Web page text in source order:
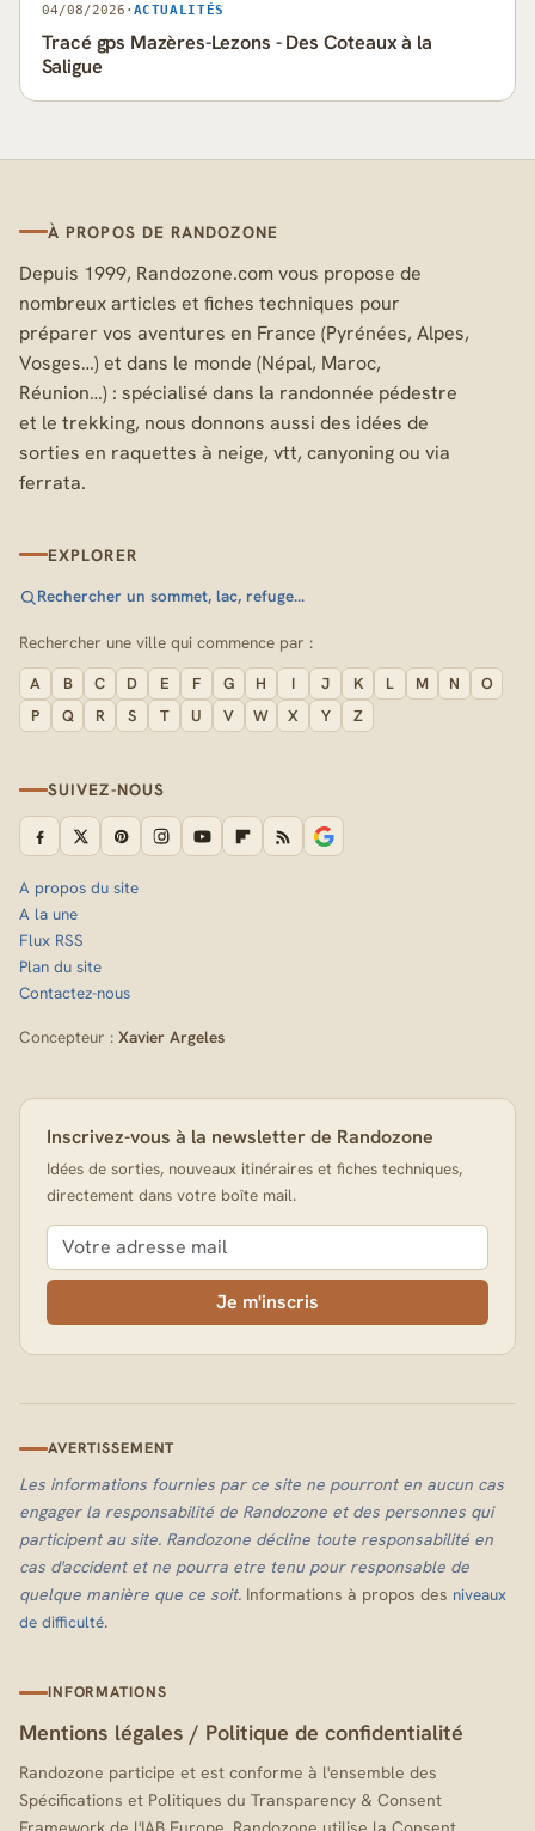
04/08/2026 · ACTUALITÉS
Tracé gps Mazères-Lezons - Des Coteaux à la
Saligue
À PROPOS DE RANDOZONE
Depuis 1999, Randozone.com vous propose de
nombreux articles et fiches techniques pour
préparer vos aventures en France (Pyrénées, Alpes,
Vosges…) et dans le monde (Népal, Maroc,
Réunion…) : spécialisé dans la randonnée pédestre
et le trekking, nous donnons aussi des idées de
sorties en raquettes à neige, vtt, canyoning ou via
ferrata.
EXPLORER
Rechercher un sommet, lac, refuge…
Rechercher une ville qui commence par :
A B C D E F G H I J K L M N
O
P
Q R S T U V W X Y Z
SUIVEZ-NOUS
A propos du site
A la une
Flux RSS
Plan du site
Contactez-nous
Concepteur : Xavier Argeles
Inscrivez-vous à la newsletter de Randozone
Idées de sorties, nouveaux itinéraires et fiches techniques,
directement dans votre boîte mail.
Je m'inscris
AVERTISSEMENT
Les informations fournies par ce site ne pourront en aucun cas
engager la responsabilité de Randozone et des personnes qui
participent au site. Randozone décline toute responsabilité en
cas d'accident et ne pourra etre tenu pour responsable de
quelque manière que ce soit. Informations à propos des niveaux
de difficulté.
INFORMATIONS
Mentions légales / Politique de confidentialité
Randozone participe et est conforme à l'ensemble des
Spécifications et Politiques du Transparency & Consent